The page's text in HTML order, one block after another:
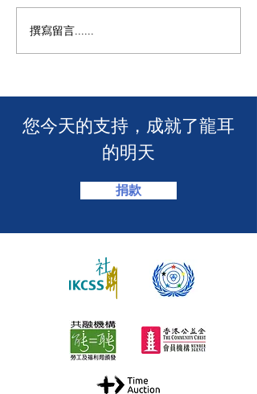
年度慈善自助午餐&晚餐
2025 - 一起創造改變！🎉
撰寫留言......
​您今天的支持，成就了龍耳
的明天
捐款